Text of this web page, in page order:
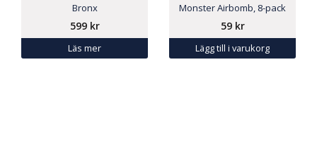
Bronx
599 kr
Läs mer
Monster Airbomb, 8-pack
59 kr
Lägg till i varukorg